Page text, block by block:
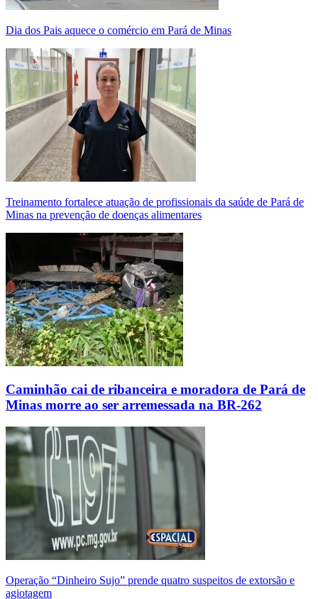
Dia dos Pais aquece o comércio em Pará de Minas
Treinamento fortalece atuação de profissionais da saúde de Pará de
Minas na prevenção de doenças alimentares
Caminhão cai de ribanceira e moradora de Pará de
Minas morre ao ser arremessada na BR-262
Operação “Dinheiro Sujo” prende quatro suspeitos de extorsão e
agiotagem